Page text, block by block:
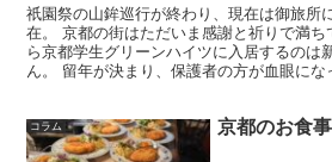
祇園祭の山鉾巡行が終わり、現在は御旅所
在。 京都の街はただいま感謝と祈りで満
ら京都学生グリーンハイツに入居するのは
ん。 留年が決まり、保護者の方が血眼にな
コラム 京都のお食